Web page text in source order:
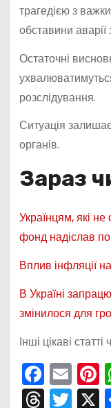
трагедією з
обставини
Остаточні
розслідування.
Ситуація
органів.
Зараз
Українцям, які
фонд надіслав
Вплив інфляції
В Україні
змінилося для
Інші цікаві статті
F
a
E
m
T T